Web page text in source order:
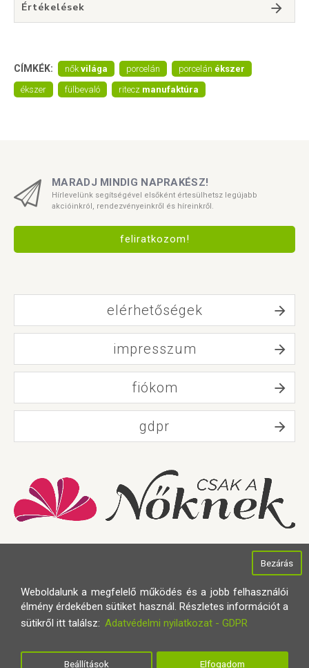
Weboldalunk a megfelelő működés és a jobb felhasználói
élmény érdekében sütiket használ. Részletes információt a
sütikről itt találsz: Adatvédelmi nyilatkozat - GDPR
Bezárás
Beállítások Elfogadom
Értékelések
CÍMKÉK: nők világa porcelán porcelán ékszer
ékszer
fülbevaló ritecz manufaktúra
MARADJ MINDIG NAPRAKÉSZ!
Hírlevelünk segítségével elsőként értesülhetsz legújabb
akcióinkról, rendezvényeinkről és híreinkről.
feliratkozom!
elérhetőségek
impresszum
fiókom
gdpr
Minden jog fenntartva © 2021